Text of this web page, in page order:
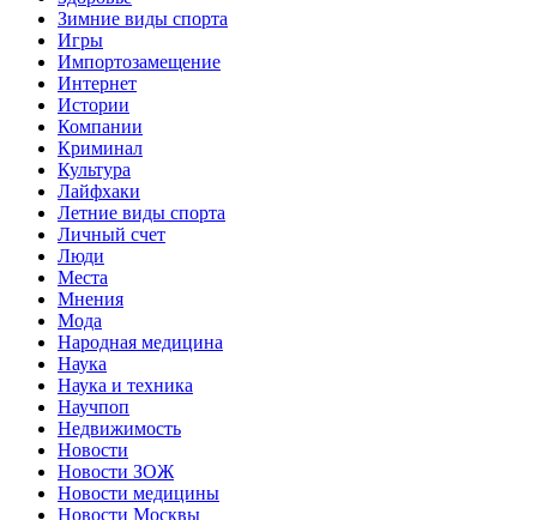
Зимние виды спорта
Игры
Импортозамещение
Интернет
Истории
Компании
Криминал
Культура
Лайфхаки
Летние виды спорта
Личный счет
Люди
Места
Мнения
Мода
Народная медицина
Наука
Наука и техника
Научпоп
Недвижимость
Новости
Новости ЗОЖ
Новости медицины
Новости Москвы